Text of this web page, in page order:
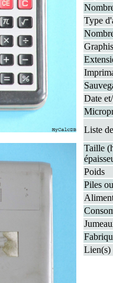
Type
Date
Liste
Taille
Poids
Piles
Lien(s)